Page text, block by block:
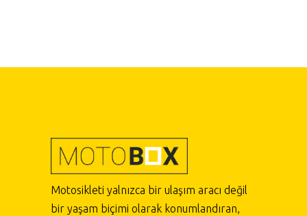
Motosikleti yalnızca bir ulaşım aracı değil
bir yaşam biçimi olarak konumlandıran,